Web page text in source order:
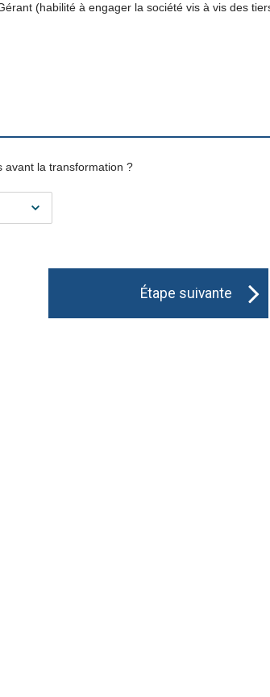
(habilité à engager la société vis à vis des
avant la transformation ?